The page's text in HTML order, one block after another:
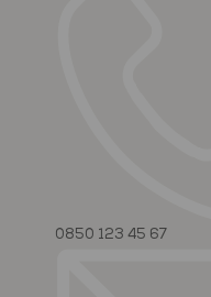
0850 123 45 67